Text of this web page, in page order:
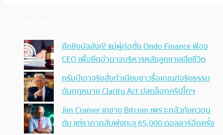
ศึกชิงบัลลังก์! แม่ผู้ก่อตั้ง Ondo Finance ฟ้อง
CEO เพื่อยึดอำนาจบริหารหลังลูกชายเสียชีวิต
ทรัมป์เอาจริง สั่งทำเนียบขาวรื้อเกณฑ์จริยธรรม
ดันกฎหมาย Clarity Act ปลดล็อกคริปโทฯ
Jim Cramer เทขาย Bitcoin เพราะกลัวภัยควอน
ตัม แต่ราคากลับพุ่งทะลุ 65,000 ดอลลาร์อีกครั้ง